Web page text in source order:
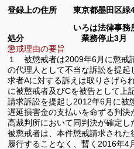
登録上の住所 東京都墨田区緑
いろは法律事務
処分 業務停止3月
懲戒理由の要旨
１ 被懲戒者は2009年6月に懲戒
の代理人として不当な訴訟を提
求者Aに対する訴えは取りさげら
に被懲戒者及びCを被告として上
請求訴訟を提起し2012年6月に被
遅延損害金の支払いを命ずる判
高裁判所において同判決が確定し
被懲戒者は、本件懲戒請求された
履行することなく、暫く2016年4